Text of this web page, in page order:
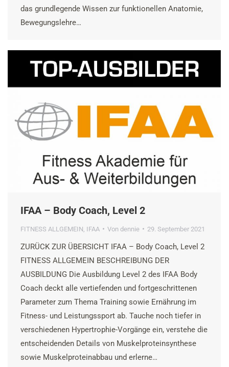
das grundlegende Wissen zur funktionellen Anatomie,
Bewegungslehre…
IFAA – Body Coach, Level 2
FITNESS ALLGEMEIN IFAA Von dennie 29. September 2021
ZURÜCK ZUR ÜBERSICHT IFAA – Body Coach, Level 2
FITNESS ALLGEMEIN BESCHREIBUNG DER
AUSBILDUNG Die Ausbildung Level 2 des IFAA Body
Coach deckt alle vertiefenden und fortgeschrittenen
Parameter zum Thema Training sowie Ernährung im
Fitness- und Leistungssport ab. Tauche noch tiefer in
verschiedenen Hypertrophie-Vorgänge ein, verstehe die
entscheidenden Details von Muskelproteinsynthese
sowie Muskelproteinabbau und erlerne…